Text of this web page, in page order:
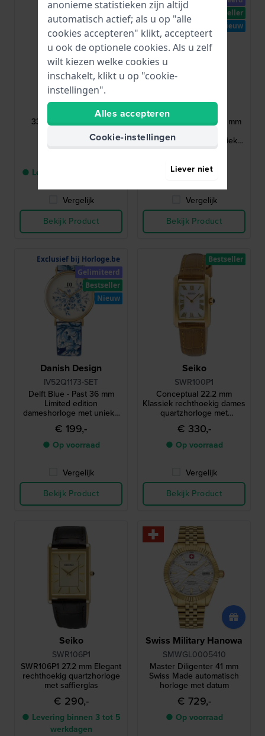
Boccia
3377-02 29 mm Goud
titanium bangle
dameshorloge
● Levering binnen 2 tot 3
Vergelijk
Bekijk Product
IV53Q1173-SET
Delft Blue - Future 36 mm
dameshorloge met unieke
Delfts blauwe hanger
● Op voorraad
Vergelijk
Bekijk Product
Bestseller
Nieuw
Danish Design
IV52Q1173-SET
Delft Blue - Past 36 mm
Limited edition
dameshorloge met unieke
Delfts blauwe hanger
€ 199,-
● Op voorraad
Vergelijk
Bekijk Product
Exclusief bij Horloge.be
Gelimiteerd
Bestseller
Nieuw
Seiko
SWR100P1
Conceptual 22.2 mm
Klassiek rechthoekig dames
quartzhorloge met
parelmoer wijzerplaat
€ 330,-
● Op voorraad
Vergelijk
Bekijk Product
Bestseller
Seiko
SWR106P1
SWR106P1 27.2 mm Elegant
rechthoekig quartzhorloge
met saffierglas
€ 290,-
● Levering binnen 3 tot 5
werkdagen
Swiss Military Hanowa
SMWGL0005410
Master Diligenter 41 mm
Swiss Made automatisch
horloge met datum
€ 729,-
● Op voorraad
anonieme statistieken zijn altijd
automatisch actief; als u op "alle
cookies accepteren" klikt, accepteert
u ook de optionele cookies. Als u zelf
wilt kiezen welke cookies u
inschakelt, klikt u op "cookie-
instellingen".
Alles accepteren
Cookie-instellingen
Liever niet